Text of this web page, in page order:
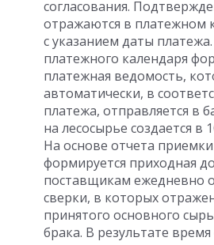
согласования.
отражаются в платежном
с указанием даты
платежного календаря
платежная ведомость,
автоматически, в
платежа, отправляется в
на лесосырье создается в
На основе отчета
формируется приходная
поставщикам ежедневно
сверки, в которых
принятого основного
брака. В результате